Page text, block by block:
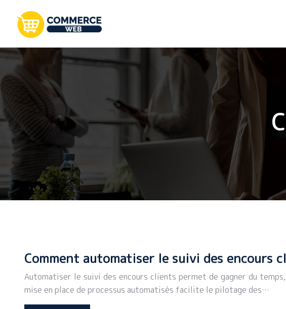
Comment automatiser le suivi des encours
Automatiser le suivi des encours clients permet de gagner du
mise en place de processus automatisés facilite le pilotage des…